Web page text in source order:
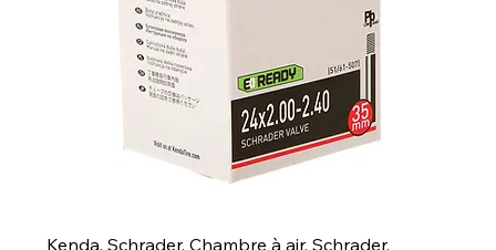
Kenda, Schrader, Chambre à air, Schrader,